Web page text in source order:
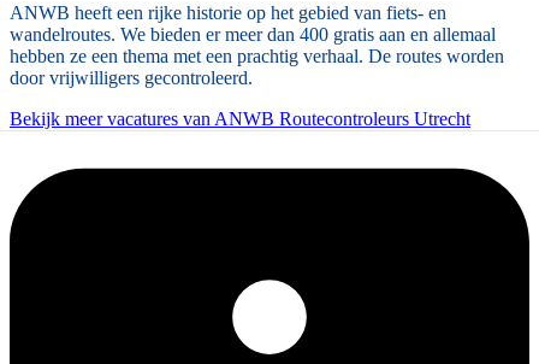
ANWB heeft een rijke historie op het gebied van fiets- en
wandelroutes. We bieden er meer dan 400 gratis aan en allemaal
hebben ze een thema met een prachtig verhaal. De routes worden
door vrijwilligers gecontroleerd.
Bekijk meer vacatures van ANWB Routecontroleurs Utrecht